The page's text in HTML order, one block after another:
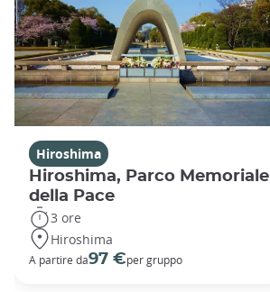
Hiroshima
Hiroshima, Parco Memoriale
della Pace
3 ore
Hiroshima
A partire da97 €per gruppo